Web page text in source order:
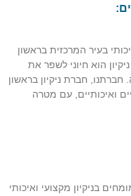
בעיר המרכזית בראשון
הוא חיוני לשפר את
חברתנו, חברת ניקיון בראשון
ואיכותיים, עם מטרה
בניקיון מקצועי ואיכותי